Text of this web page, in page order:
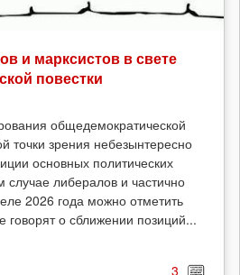
и марксистов в свете
повестки
общедемократической
точки зрения небезынтересно
основных политических
случае либералов и частично
2026 года можно отметить
говорят о сближении позиций...
3